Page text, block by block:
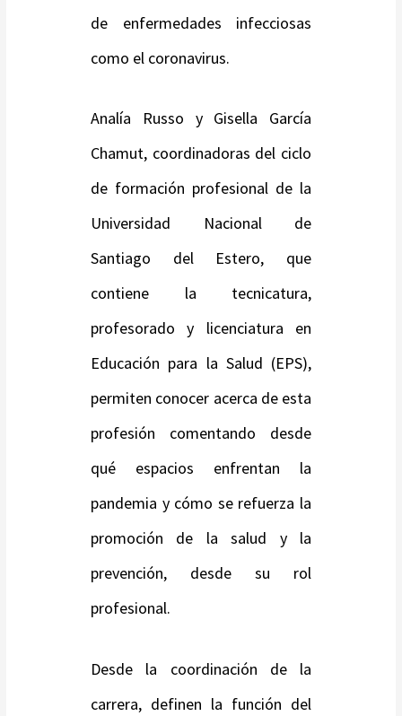
de enfermedades infecciosas
como el coronavirus.
Analía Russo y Gisella García
Chamut, coordinadoras del ciclo
de formación profesional de la
Universidad Nacional de
Santiago del Estero, que
contiene la tecnicatura,
profesorado y licenciatura en
Educación para la Salud (EPS),
permiten conocer acerca de esta
profesión comentando desde
qué espacios enfrentan la
pandemia y cómo se refuerza la
promoción de la salud y la
prevención, desde su rol
profesional.
Desde la coordinación de la
carrera, definen la función del